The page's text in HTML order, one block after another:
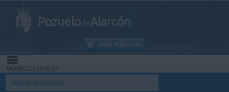
PozuelodeAlarcón
ÁREA PERSONAL
INICIO
06/08/2026 20:04:28
SEDE ELECTRÓNICA